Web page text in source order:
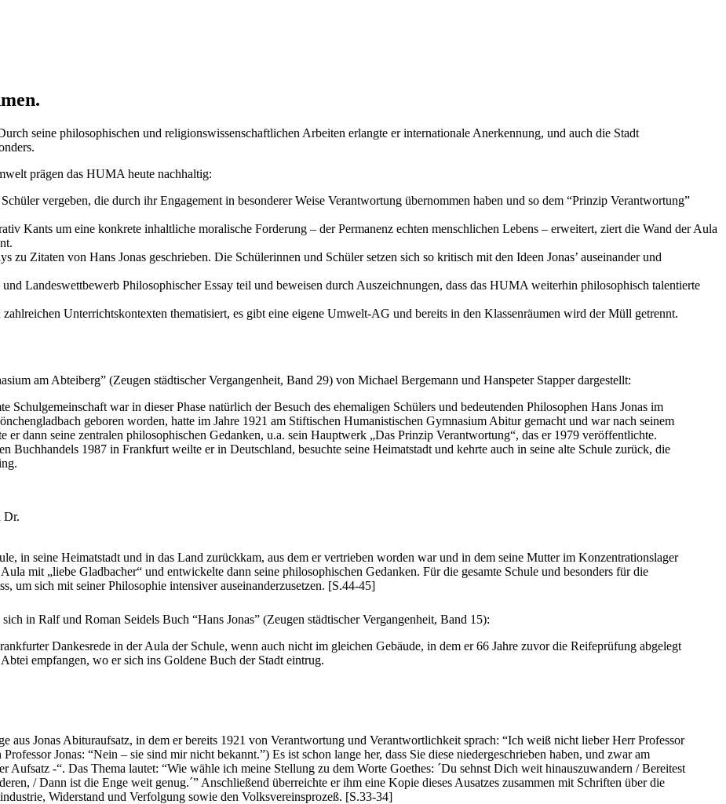
seine philosophischen und religionswissenschaftlichen Arbeiten erlangte er internationale Anerkennung, und auch die Stadt
prägen das HUMA heute nachhaltig:
vergeben, die durch ihr Engagement in besonderer Weise Verantwortung übernommen haben und so dem “Prinzip Verantwortung”
Kants um eine konkrete inhaltliche moralische Forderung – der Permanenz echten menschlichen Lebens – erweitert, ziert die Wand der Aula
zu Zitaten von Hans Jonas geschrieben. Die Schülerinnen und Schüler setzen sich so kritisch mit den Ideen Jonas’ auseinander und
Landeswettbewerb Philosophischer Essay teil und beweisen durch Auszeichnungen, dass das HUMA weiterhin philosophisch talentierte
Unterrichtskontexten thematisiert, es gibt eine eigene Umwelt-AG und bereits in den Klassenräumen wird der Müll getrennt.
am Abteiberg” (Zeugen städtischer Vergangenheit, Band 29) von Michael Bergemann und Hanspeter Stapper dargestellt:
Schulgemeinschaft war in dieser Phase natürlich der Besuch des ehemaligen Schülers und bedeutenden Philosophen Hans Jonas im
geboren worden, hatte im Jahre 1921 am Stiftischen Humanistischen Gymnasium Abitur gemacht und war nach seinem
dann seine zentralen philosophischen Gedanken, u.a. sein Hauptwerk „Das Prinzip Verantwortung“, das er 1979 veröffentlichte.
Buchhandels 1987 in Frankfurt weilte er in Deutschland, besuchte seine Heimatstadt und kehrte auch in seine alte Schule zurück, die
Dr.
in seine Heimatstadt und in das Land zurückkam, aus dem er vertrieben worden war und in dem seine Mutter im Konzentrationslager
mit „liebe Gladbacher“ und entwickelte dann seine philosophischen Gedanken. Für die gesamte Schule und besonders für die
um sich mit seiner Philosophie intensiver auseinanderzusetzen. [S.44-45]
in Ralf und Roman Seidels Buch “Hans Jonas” (Zeugen städtischer Vergangenheit, Band 15):
Dankesrede in der Aula der Schule, wenn auch nicht im gleichen Gebäude, in dem er 66 Jahre zuvor die Reifeprüfung abgelegt
empfangen, wo er sich ins Goldene Buch der Stadt eintrug.
aus Jonas Abituraufsatz, in dem er bereits 1921 von Verantwortung und Verantwortlichkeit sprach: “Ich weiß nicht lieber Herr Professor
Jonas: “Nein – sie sind mir nicht bekannt.”) Es ist schon lange her, dass Sie diese niedergeschrieben haben, und zwar am
Aufsatz -“. Das Thema lautet: “Wie wähle ich meine Stellung zu dem Worte Goethes: ´Du sehnst Dich weit hinauszuwandern / Bereitest
/ Dann ist die Enge weit genug.´” Anschließend überreichte er ihm eine Kopie dieses Ausatzes zusammen mit Schriften über die
Widerstand und Verfolgung sowie den Volksvereinsprozeß. [S.33-34]